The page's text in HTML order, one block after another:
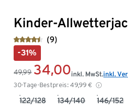
Kinder-
(9)
-31%
49,99 34,00
30-Tage-Bestpreis: 49,99 €
inkl. MwSt.inkl.
122/128 134/140 146/152